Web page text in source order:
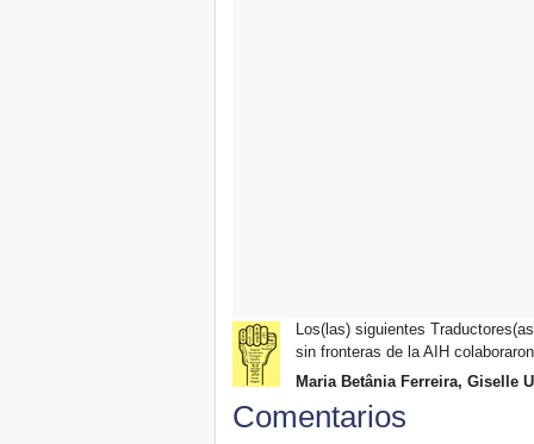
Los(las) siguientes
sin fronteras de la AIH
Maria Betânia Ferreira, Giselle
Comentarios